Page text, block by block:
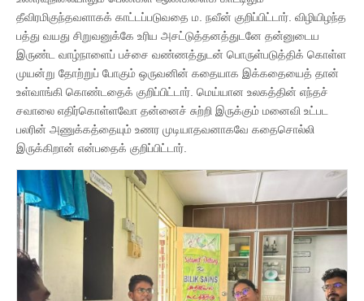
தீவிரமிகுந்தவளாகக் காட்டப்படுவதை ம. நவீன் குறிப்பிட்டார். விழியிழந்த
பத்து வயது சிறுவனுக்கே உரிய அசட்டுத்தனத்துடனே தன்னுடைய
இருண்ட வாழ்நாளைப் பச்சை வண்ணத்துடன் பொருள்படுத்திக் கொள்ள
முயன்று தோற்றுப் போகும் ஒருவனின் கதையாக இக்கதையைத் தான்
உள்வாங்கி கொண்டதைக் குறிப்பிட்டார். மெய்யான உலகத்தின் எந்தச்
சவாலை எதிர்கொள்ளவோ தன்னைச் சுற்றி இருக்கும் மனைவி உட்பட
பலரின் அணுக்கத்தையும் உணர முடியாதவனாகவே கதைசொல்லி
இருக்கிறான் என்பதைக் குறிப்பிட்டார்.